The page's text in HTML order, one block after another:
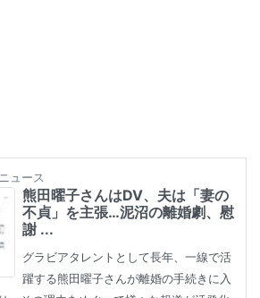
ュース
熊田曜子さんはDV、夫は「妻の
不貞」を主張…泥沼の離婚劇、慰
謝 ...
グラビアタレントとして長年、一線で活
躍する熊田曜子さんが離婚の手続きに入